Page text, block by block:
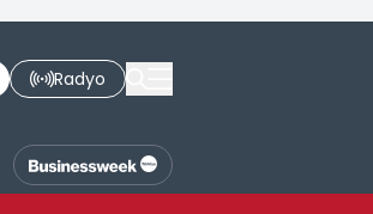
Radyo